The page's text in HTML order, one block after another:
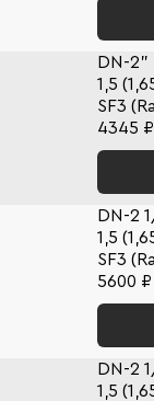
DN-2"
1,5
SF3
4345 ₽
DN-2
1,5
SF3
5600 ₽
DN-2
1,5